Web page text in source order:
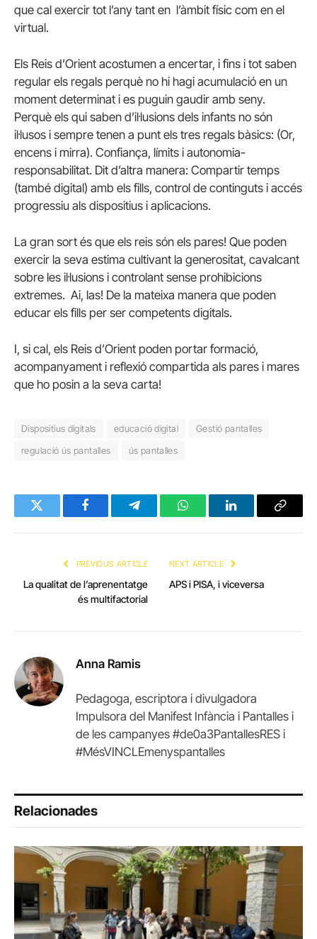
que cal exercir tot l’any tant en l’àmbit físic com en el
virtual.
Els Reis d’Orient acostumen a encertar, i fins i tot saben
regular els regals perquè no hi hagi acumulació en un
moment determinat i es puguin gaudir amb seny.
Perquè els qui saben d’il·lusions dels infants no són
il·lusos i sempre tenen a punt els tres regals bàsics: (Or,
encens i mirra). Confiança, límits i autonomia-
responsabilitat. Dit d’altra manera: Compartir temps
(també digital) amb els fills, control de continguts i accés
progressiu als dispositius i aplicacions.
La gran sort és que els reis són els pares! Que poden
exercir la seva estima cultivant la generositat, cavalcant
sobre les il·lusions i controlant sense prohibicions
extremes. Ai, las! De la mateixa manera que poden
educar els fills per ser competents digitals.
I, si cal, els Reis d’Orient poden portar formació,
acompanyament i reflexió compartida als pares i mares
que ho posin a la seva carta!
Dispositius digitals educació digital
Gestió pantalles
regulació ús pantalles
ús pantalles
Twitter FacebookTelegramWhatsAppLinkedInCopy
PREVIOUS ARTICLE
La qualitat de l’aprenentatge
és multifactorial
NEXT ARTICLE
APS i PISA, i viceversa
Anna Ramis
Pedagoga, escriptora i divulgadora
Impulsora del Manifest Infància i Pantalles i
de les campanyes #de0a3PantallesRES i
#MésVINCLEmenyspantalles
Relacionades